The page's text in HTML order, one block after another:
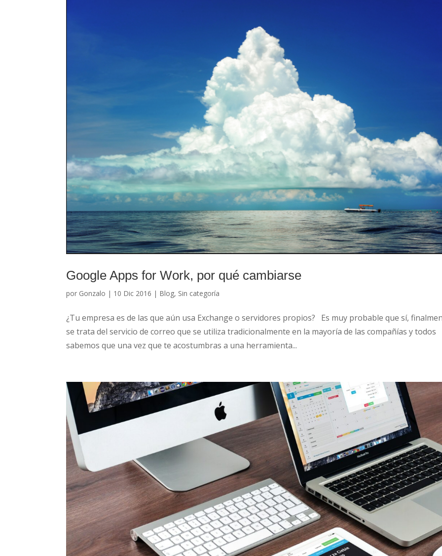
Google Apps for Work, por qué cambiarse
por Gonzalo | 10 Dic 2016 | Blog, Sin categoría
¿Tu empresa es de las que aún usa Exchange o servidores propios? Es muy probable que sí,
se trata del servicio de correo que se utiliza tradicionalmente en la mayoría de las compañías y todos
sabemos que una vez que te acostumbras a una herramienta...